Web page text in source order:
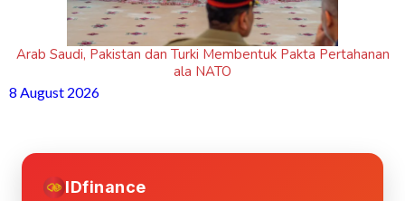
Arab Saudi, Pakistan dan Turki Membentuk Pakta Pertahanan
ala NATO
8 August 2026
IDfinance